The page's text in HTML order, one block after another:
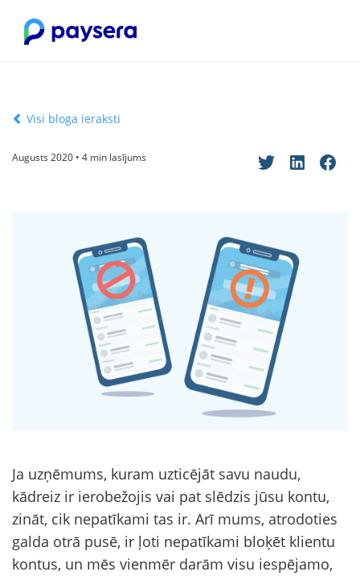
Visi bloga ieraksti
Augusts 2020 • 4 min lasījums
Ja uzņēmums, kuram uzticējāt savu naudu,
kādreiz ir ierobežojis vai pat slēdzis jūsu kontu,
zināt, cik nepatīkami tas ir. Arī mums, atrodoties
galda otrā pusē, ir ļoti nepatīkami bloķēt klientu
kontus, un mēs vienmēr darām visu iespējamo,